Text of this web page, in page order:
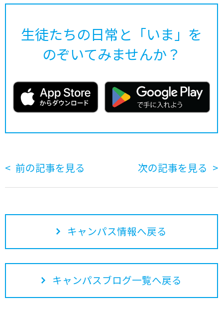
生徒たちの日常と「いま」を
のぞいてみませんか？
前の記事を見る 次の記事を見る
キャンパス情報へ戻る
キャンパスブログ一覧へ戻る